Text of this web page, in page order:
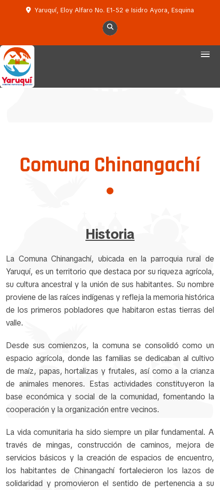
Yaruquí, Eloy Alfaro No. E1-52 e Isidro Ayora, Esquina
Comuna Chinangachí
Historia
La Comuna Chinangachí, ubicada en la parroquia rural de
Yaruquí, es un territorio que destaca por su riqueza agrícola,
su cultura ancestral y la unión de sus habitantes. Su nombre
proviene de las raíces indígenas y refleja la memoria histórica
de los primeros pobladores que habitaron estas tierras del
valle.
Desde sus comienzos, la comuna se consolidó como un
espacio agrícola, donde las familias se dedicaban al cultivo
de maíz, papas, hortalizas y frutales, así como a la crianza
de animales menores. Estas actividades constituyeron la
base económica y social de la comunidad, fomentando la
cooperación y la organización entre vecinos.
La vida comunitaria ha sido siempre un pilar fundamental. A
través de mingas, construcción de caminos, mejora de
servicios básicos y la creación de espacios de encuentro,
los habitantes de Chinangachí fortalecieron los lazos de
solidaridad y promovieron el sentido de pertenencia a su